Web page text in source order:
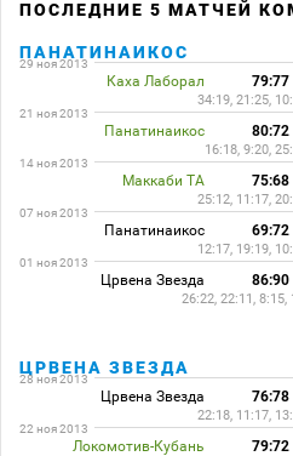
ПОСЛЕДНИЕ 5 МАТЧЕЙ
ПАНАТИНАИКОС
29 ноя 2013
Каха Лаборал 79:77
34:19, 21:25,
21 ноя 2013
Панатинаикос 80:72
16:18, 9:20,
14 ноя 2013
Маккаби ТА 75:68
25:12, 11:17,
07 ноя 2013
Панатинаикос 69:72
12:17, 19:19,
01 ноя 2013
Црвена Звезда 86:90
26:22, 22:11, 8:15,
ЦРВЕНА ЗВЕЗДА
28 ноя 2013
Црвена Звезда 76:78
22:18, 11:17,
22 ноя 2013
Локомотив-Кубань 79:72